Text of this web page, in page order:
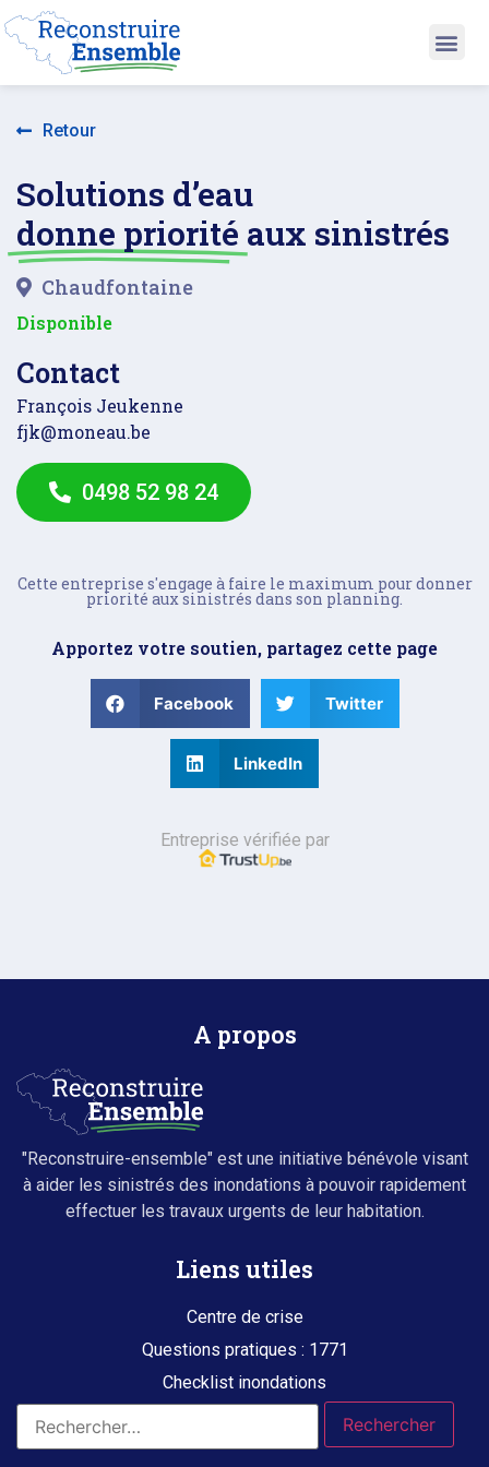
Retour
Solutions d’eau
donne priorité aux sinistrés
Chaudfontaine
Disponible
Contact
François Jeukenne
fjk@moneau.be
0498 52 98 24
Cette entreprise s'engage à faire le maximum pour donner
priorité aux sinistrés dans son planning.
Apportez votre soutien, partagez cette page
Facebook Twitter
LinkedIn
Entreprise vérifiée par
A propos
"Reconstruire-ensemble" est une initiative bénévole visant
à aider les sinistrés des inondations à pouvoir rapidement
effectuer les travaux urgents de leur habitation.
Liens utiles
Centre de crise
Questions pratiques : 1771
Checklist inondations